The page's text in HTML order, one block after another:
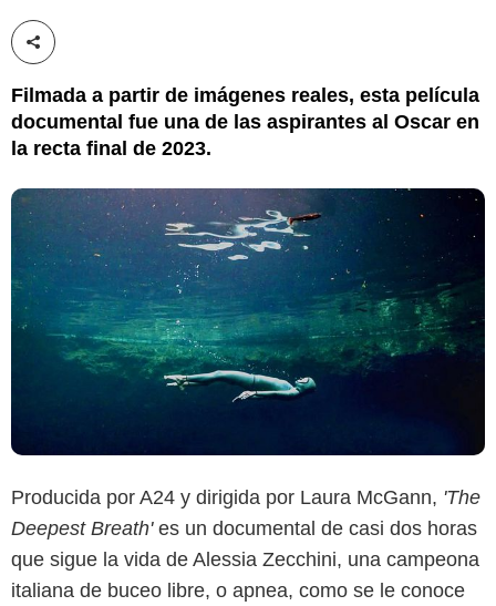
Compartir esta noticia
Filmada a partir de imágenes reales, esta película
documental fue una de las aspirantes al Oscar en
la recta final de 2023.
Producida por A24 y dirigida por Laura McGann, 'The
Deepest Breath'es un documental de casi dos horas
que sigue la vida de Alessia Zecchini, una campeona
italiana de buceo libre, o apnea, como se le conoce